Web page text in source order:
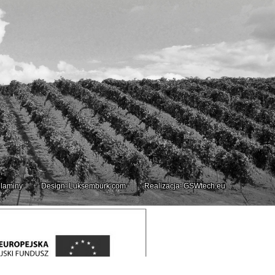
Design: Luksemburk.com Realizacja: GSWtech.eu